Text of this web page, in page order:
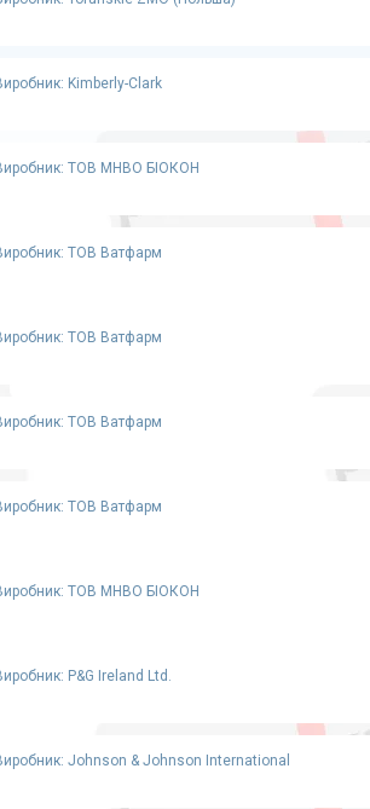
Kimberly-Clark
ТОВ МНВО БІОКОН
ТОВ Ватфарм
ТОВ Ватфарм
ТОВ Ватфарм
ТОВ Ватфарм
ТОВ МНВО БІОКОН
P&G Ireland Ltd.
Johnson & Johnson International